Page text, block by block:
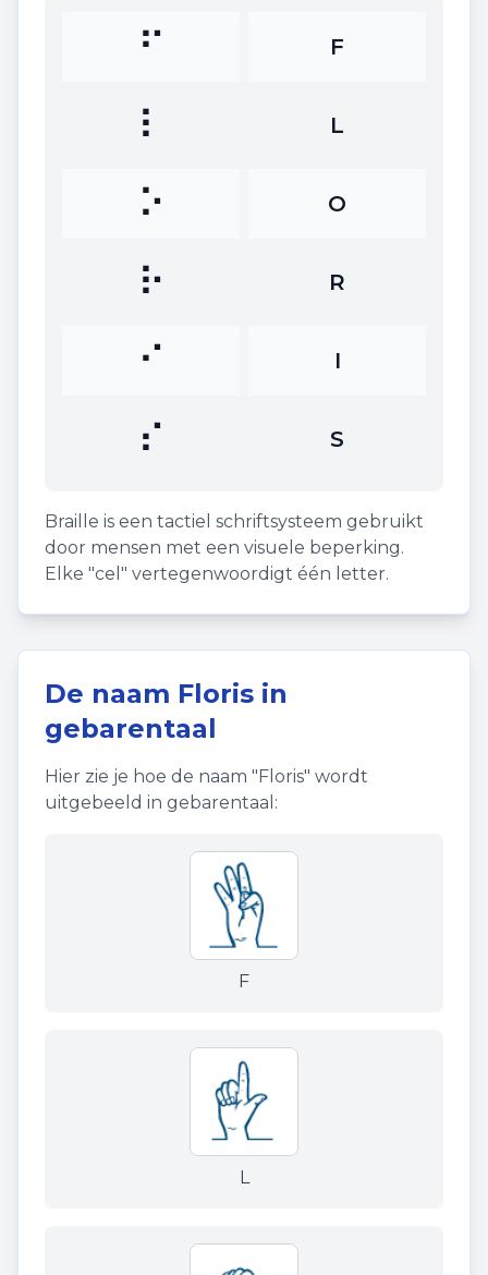
⠋ F
⠇ L
⠕ O
⠗ R
⠊ I
⠎ S
Braille is een tactiel schriftsysteem gebruikt
door mensen met een visuele beperking.
Elke "cel" vertegenwoordigt één letter.
De naam Floris in
gebarentaal
Hier zie je hoe de naam "Floris" wordt
uitgebeeld in gebarentaal:
F
L